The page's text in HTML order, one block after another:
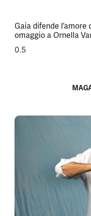
Gaia difende
omaggio a Ornella